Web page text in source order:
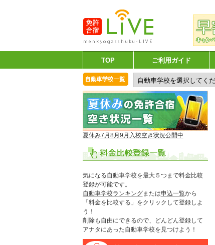
TOP ご利用ガイド
夏休み7月8月9月入校空き状況公開中
気になる自動車学校を最大５つまで料金比較
登録が可能です。
自動車学校ランキングまたは申込一覧から
「料金を比較する」をクリックして登録しよ
う！
削除も自由にできるので、どんどん登録して
アナタにあった自動車学校を見つけよう！